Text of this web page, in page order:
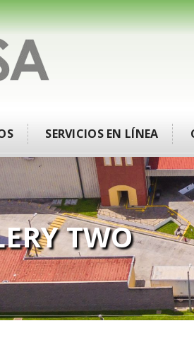
SERVICIOS EN LÍNEA
TWO